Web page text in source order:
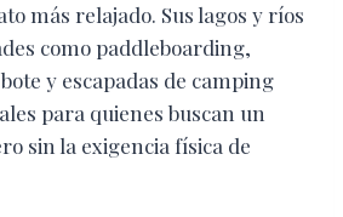
más relajado. Sus lagos y ríos
como paddleboarding,
y escapadas de camping
para quienes buscan un
sin la exigencia física de